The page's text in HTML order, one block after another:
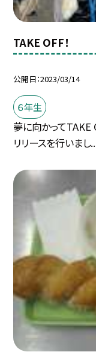
TAKE OFF！
公開日 2023/03/14
６年生
夢に向かってTAKE
リリースを行いまし